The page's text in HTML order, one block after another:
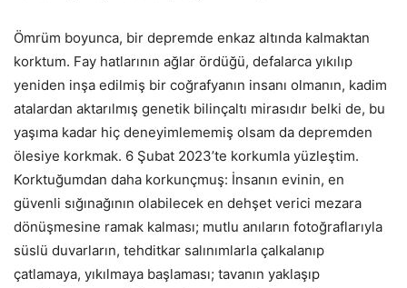
Ömrüm boyunca, bir depremde enkaz altında kalmaktan
korktum. Fay hatlarının ağlar ördüğü, defalarca yıkılıp
yeniden inşa edilmiş bir coğrafyanın insanı olmanın, kadim
atalardan aktarılmış genetik bilinçaltı mirasıdır belki de, bu
yaşıma kadar hiç deneyimlememiş olsam da depremden
ölesiye korkmak. 6 Şubat 2023’te korkumla yüzleştim.
Korktuğumdan daha korkunçmuş: İnsanın evinin, en
güvenli sığınağının olabilecek en dehşet verici mezara
dönüşmesine ramak kalması; mutlu anıların fotoğraflarıyla
süslü duvarların, tehditkar salınımlarla çalkalanıp
çatlamaya, yıkılmaya başlaması; tavanın yaklaşıp